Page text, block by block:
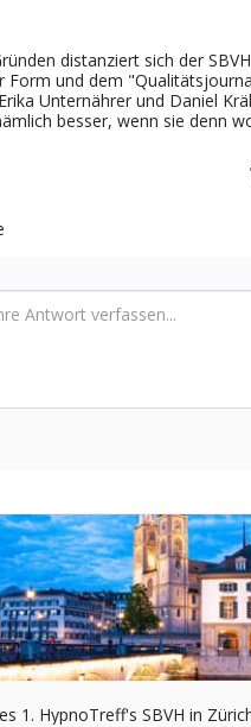
distanziert sich der
Form und dem
Unternährer und Daniel
besser, wenn sie denn
1. HypnoTreff's SBVH in